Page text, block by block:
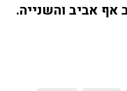
אף אביב והשנייה.